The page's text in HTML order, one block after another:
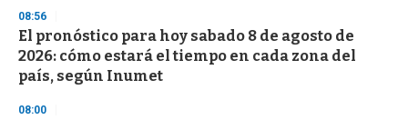
d
s
08:56
El pronóstico para hoy sabado 8 de agosto de
2026: cómo estará el tiempo en cada zona del
país, según Inumet
08:00